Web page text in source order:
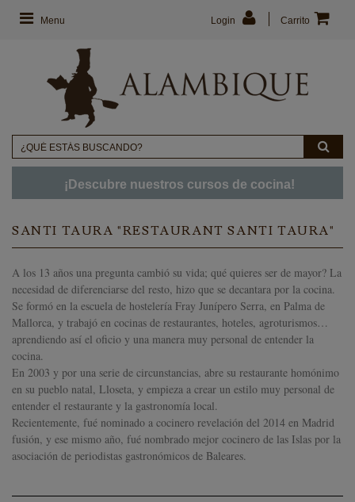
Menu Carrito
Login
¡Descubre nuestros cursos de cocina!
SANTI TAURA "RESTAURANT SANTI TAURA"
A los 13 años una pregunta cambió su vida; qué quieres ser de mayor? La
necesidad de diferenciarse del resto, hizo que se decantara por la cocina.
Se formó en la escuela de hostelería Fray Junípero Serra, en Palma de
Mallorca, y trabajó en cocinas de restaurantes, hoteles, agroturismos…
aprendiendo así el oficio y una manera muy personal de entender la
cocina.
En 2003 y por una serie de circunstancias, abre su restaurante homónimo
en su pueblo natal, Lloseta, y empieza a crear un estilo muy personal de
entender el restaurante y la gastronomía local.
Recientemente, fué nominado a cocinero revelación del 2014 en Madrid
fusión, y ese mismo año, fué nombrado mejor cocinero de las Islas por la
asociación de periodistas gastronómicos de Baleares.